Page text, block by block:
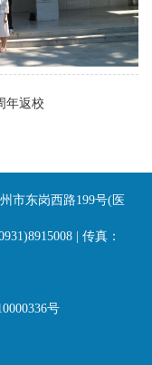
年返校
市东岗西路199号(医
| 传真：
号